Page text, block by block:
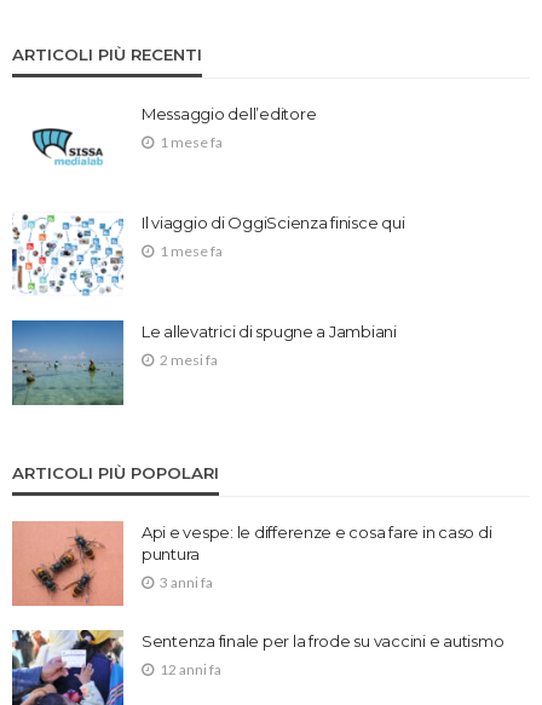
ARTICOLI PIÙ RECENTI
Messaggio dell’editore
1 mese fa
Il viaggio di OggiScienza finisce qui
1 mese fa
Le allevatrici di spugne a Jambiani
2 mesi fa
ARTICOLI PIÙ POPOLARI
Api e vespe: le differenze e cosa fare in caso di
puntura
3 anni fa
Sentenza finale per la frode su vaccini e autismo
12 anni fa